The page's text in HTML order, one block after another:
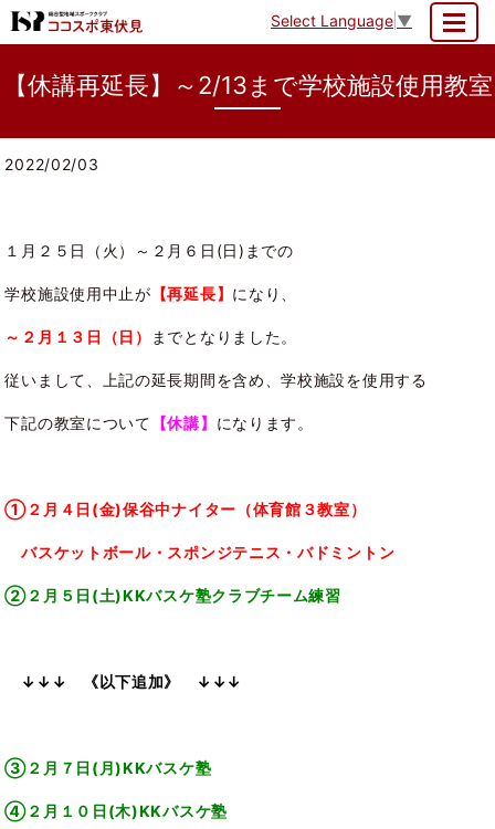
Select Language ▼
【休講再延長】～2/13まで学校施設使用教室
2022/02/03
１月２５日（火）～２月６日(日)までの
学校施設使用中止が 【再延長】 になり、
～２月１３日（日） までとなりました。
従いまして、上記の延長期間を含め、学校施設を使用する
下記の教室について 【休講】 になります。
①２月４日(金)保谷中ナイター（体育館３教室）
バスケットボール・スポンジテニス・バドミントン
②２月５日(土)KKバスケ塾クラブチーム練習
↓↓↓ 《以下追加》 ↓↓↓
➂２月７日(月)KKバスケ塾
④２月１０日(木)KKバスケ塾